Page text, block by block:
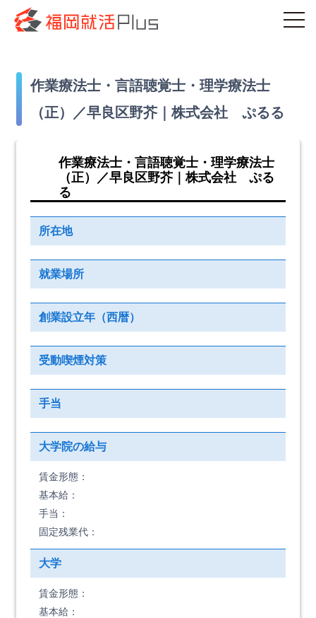
作業療法士・言語聴覚士・理学療法士
（正）／早良区野芥｜株式会社 ぷるる
作業療法士・言語聴覚士・理学療法士
（正）／早良区野芥｜株式会社 ぷる
る
所在地
就業場所
創業設立年（西暦）
受動喫煙対策
手当
大学院の給与
賃金形態：
基本給：
手当：
固定残業代：
大学
賃金形態：
基本給：